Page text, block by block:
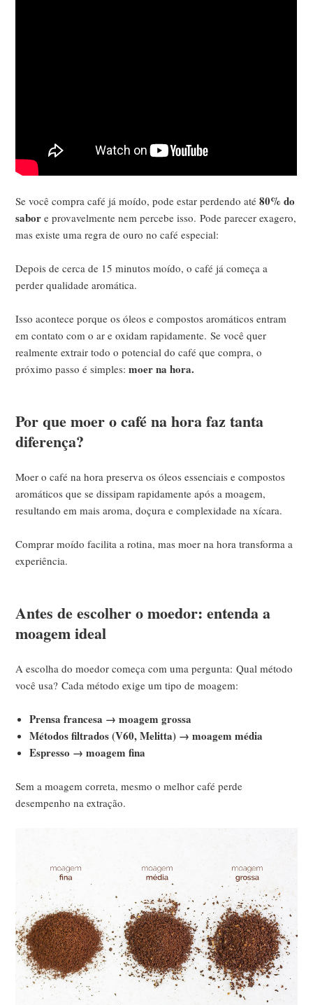
Se você compra café já moído, pode estar perdendo até80% do
sabor e provavelmente nem percebe isso.Pode parecer exagero,
mas existe uma regra de ouro no café especial:
Depois de cerca de 15 minutos moído, o café já começa a
perder qualidade aromática.
Isso acontece porque os óleos e compostos aromáticos entram
em contato com o ar e oxidam rapidamente.Se você quer
realmente extrair todo o potencial do café que compra, o
próximo passo é simples:moer na hora.
Por que moer o café na hora faz tanta
diferença?
Moer o café na hora preserva os óleos essenciais e compostos
aromáticos que se dissipam rapidamente após a moagem,
resultando em mais aroma, doçura e complexidade na xícara.
Comprar moído facilita a rotina, mas moer na hora transforma a
experiência.
Antes de escolher o moedor: entenda a
moagem ideal
A escolha do moedor começa com uma pergunta:Qual método
você usa?Cada método exige um tipo de moagem:
Prensa francesa → moagem grossa
Métodos filtrados (V60, Melitta) → moagem média
Espresso → moagem fina
Sem a moagem correta, mesmo o melhor café perde
desempenho na extração.